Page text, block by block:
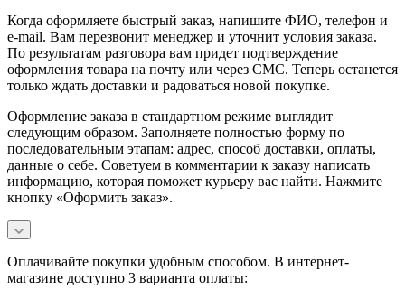
Когда оформляете быстрый заказ, напишите ФИО, телефон и
e-mail. Вам перезвонит менеджер и уточнит условия заказа.
По результатам разговора вам придет подтверждение
оформления товара на почту или через СМС. Теперь останется
только ждать доставки и радоваться новой покупке.
Оформление заказа в стандартном режиме выглядит
следующим образом. Заполняете полностью форму по
последовательным этапам: адрес, способ доставки, оплаты,
данные о себе. Советуем в комментарии к заказу написать
информацию, которая поможет курьеру вас найти. Нажмите
кнопку «Оформить заказ».
Оплачивайте покупки удобным способом. В интернет-
магазине доступно 3 варианта оплаты: